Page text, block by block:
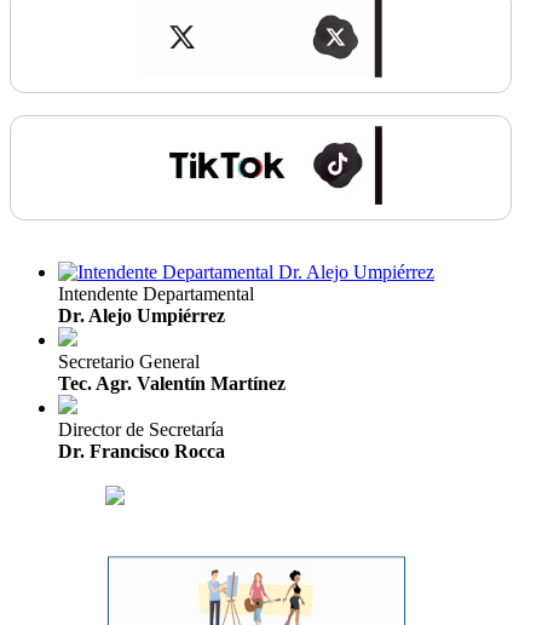
Intendente Departamental
Dr. Alejo Umpiérrez
Secretario General
Tec. Agr. Valentín Martínez
Director de Secretaría
Dr. Francisco Rocca